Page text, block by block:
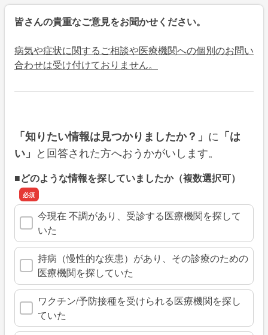
皆さんの貴重なご意見をお聞かせください。
病気や症状に関するご相談や医療機関への個別のお問い
合わせは受け付けておりません。
「知りたい情報は見つかりましたか？」 に 「は
い」 と回答された方へおうかがいします。
■どのような情報を探していましたか（複数選択可）
今現在 不調があり、受診する医療機関を探して
いた
持病（慢性的な疾患）があり、その診療のための
医療機関を探していた
ワクチン/予防接種を受けられる医療機関を探し
ていた